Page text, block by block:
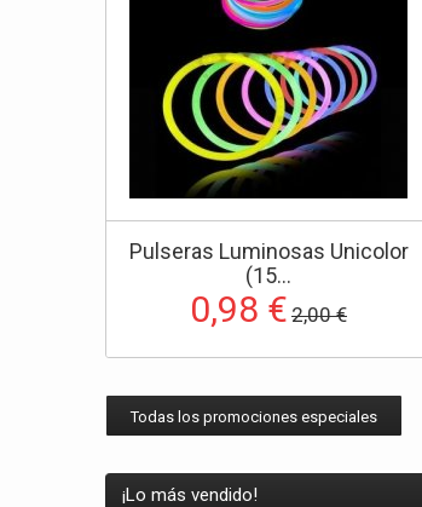
Pulseras Luminosas Unicolor
(15...
0,98 € 2,00 €
Todas los promociones especiales
¡Lo más vendido!